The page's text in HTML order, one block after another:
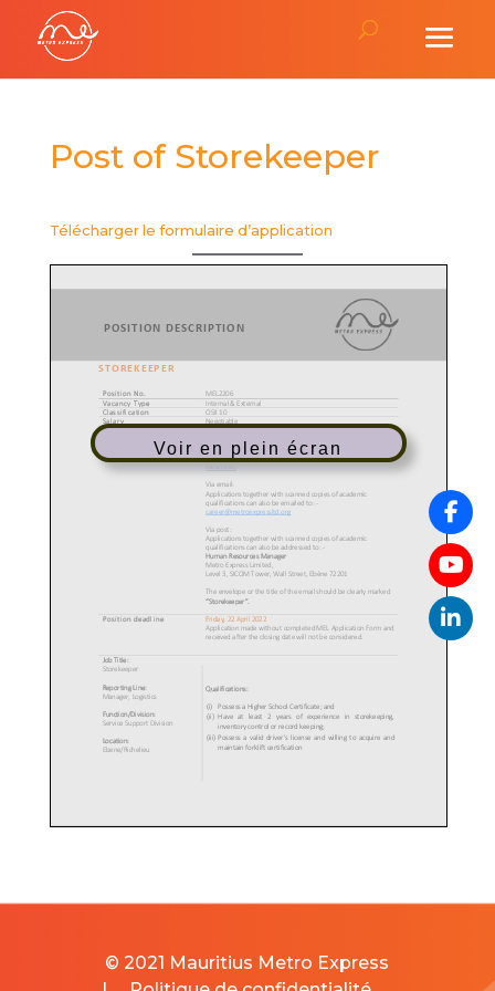
Post of Storekeeper
Télécharger le formulaire d’application
Voir en plein écran
© 2021 Mauritius Metro Express